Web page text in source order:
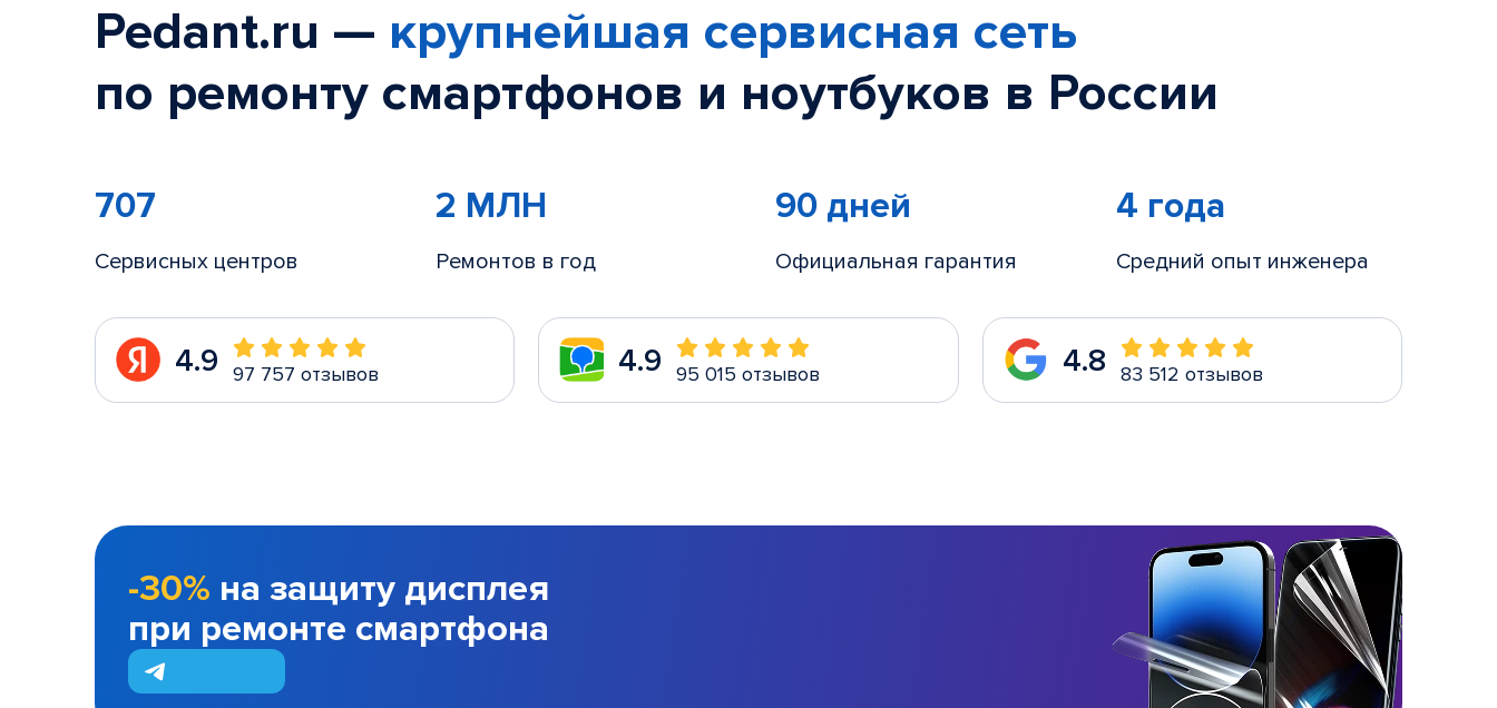
Pedant.ru — крупнейшая сервисная сеть
по ремонту смартфонов и ноутбуков в России
707
Сервисных центров
2 МЛН
Ремонтов в год
90 дней
Официальная гарантия
4 года
Средний опыт инженера
4.9 97 757 отзывов 4.9 95 015 отзывов 4.8 83 512 отзывов
-30% на защиту дисплея
при ремонте смартфона